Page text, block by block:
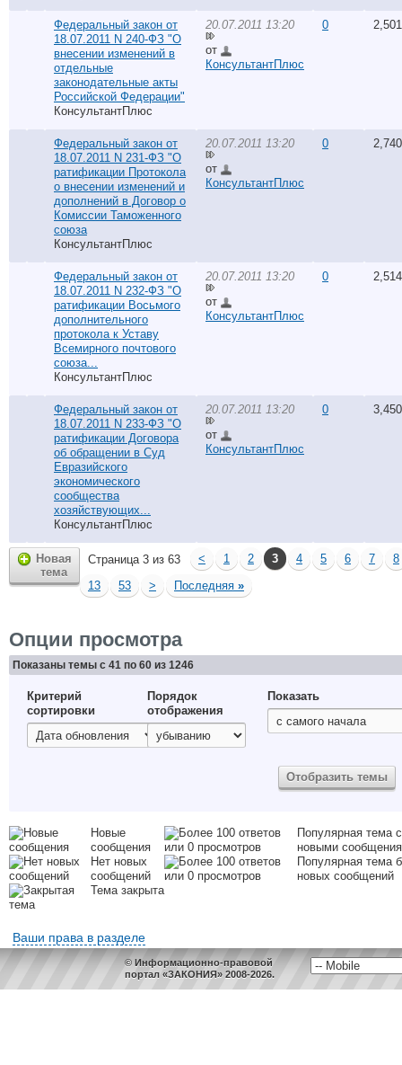
Федеральный закон от
18.07.2011 N 240-ФЗ "О
внесении изменений в
отдельные
законодательные акты
Российской Федерации"
КонсультантПлюс
20.07.2011 13:20
от
КонсультантПлюс
0 2,501
Федеральный закон от
18.07.2011 N 231-ФЗ "О
ратификации Протокола
о внесении изменений и
дополнений в Договор о
Комиссии Таможенного
союза
КонсультантПлюс
20.07.2011 13:20
от
КонсультантПлюс
0 2,740
Федеральный закон от
18.07.2011 N 232-ФЗ "О
ратификации Восьмого
дополнительного
протокола к Уставу
Всемирного почтового
союза...
КонсультантПлюс
20.07.2011 13:20
от
КонсультантПлюс
0 2,514
Федеральный закон от
18.07.2011 N 233-ФЗ "О
ратификации Договора
об обращении в Суд
Евразийского
экономического
сообщества
хозяйствующих...
КонсультантПлюс
20.07.2011 13:20
от
КонсультантПлюс
0 3,450
Новая
тема
Страница 3 из 63 < 1 2 3 4 5 6 7
8
13
53 > Последняя »
Опции просмотра
Показаны темы с 41 по 60 из 1246
Критерий
сортировки
Порядок
отображения
Показать
Новые
сообщения
Популярная тема с
новыми
Нет новых
сообщений
Популярная тема
новых сообщений
Тема закрыта
Ваши права в разделе
© Информационно-правовой
портал «ЗАКОНИЯ» 2008-2026.